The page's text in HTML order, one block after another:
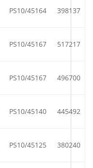
PS10/45164 398137
PS10/45167 517217
PS10/45167 496700
PS10/45140 445492
PS10/45125 380240